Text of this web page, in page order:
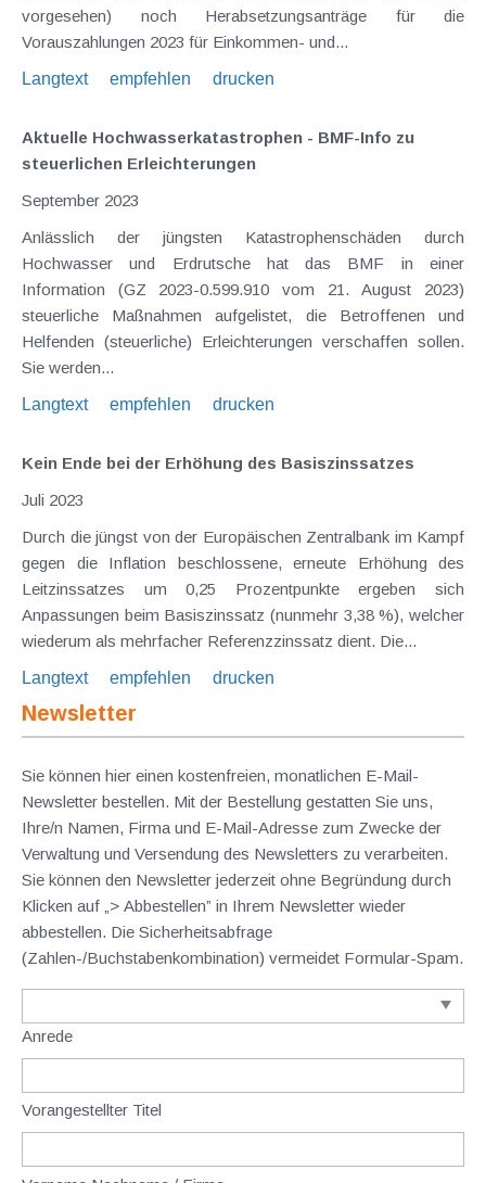
vorgesehen) noch Herabsetzungsanträge für die
Vorauszahlungen 2023 für Einkommen- und...
Langtext
empfehlen drucken
Aktuelle Hochwasserkatastrophen - BMF-Info zu
steuerlichen Erleichterungen
September 2023
Anlässlich der jüngsten Katastrophenschäden durch
Hochwasser und Erdrutsche hat das BMF in einer
Information (GZ 2023-0.599.910 vom 21. August 2023)
steuerliche Maßnahmen aufgelistet, die Betroffenen und
Helfenden (steuerliche) Erleichterungen verschaffen sollen.
Sie werden...
Langtext
empfehlen drucken
Kein Ende bei der Erhöhung des Basiszinssatzes
Juli 2023
Durch die jüngst von der Europäischen Zentralbank im Kampf
gegen die Inflation beschlossene, erneute Erhöhung des
Leitzinssatzes um 0,25 Prozentpunkte ergeben sich
Anpassungen beim Basiszinssatz (nunmehr 3,38 %), welcher
wiederum als mehrfacher Referenzzinssatz dient. Die...
Langtext
empfehlen drucken
Newsletter
Sie können hier einen kostenfreien, monatlichen E-Mail-
Newsletter bestellen. Mit der Bestellung gestatten Sie uns,
Ihre/n Namen, Firma und E-Mail-Adresse zum Zwecke der
Verwaltung und Versendung des Newsletters zu verarbeiten.
Sie können den Newsletter jederzeit ohne Begründung durch
Klicken auf „> Abbestellen” in Ihrem Newsletter wieder
abbestellen. Die Sicherheitsabfrage
(Zahlen-/Buchstabenkombination) vermeidet Formular-Spam.
Anrede
Vorangestellter Titel